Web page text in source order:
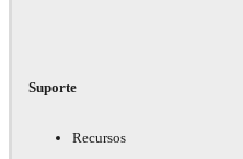
Suporte
Recursos